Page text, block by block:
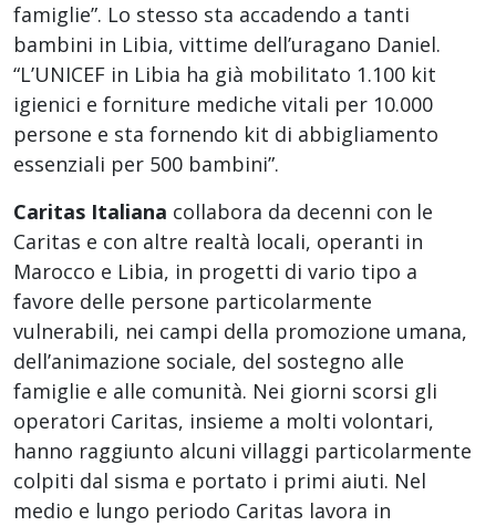
famiglie”. Lo stesso sta accadendo a tanti
bambini in Libia, vittime dell’uragano Daniel.
“L’UNICEF in Libia ha già mobilitato 1.100 kit
igienici e forniture mediche vitali per 10.000
persone e sta fornendo kit di abbigliamento
essenziali per 500 bambini”.
Caritas Italiana collabora da decenni con le
Caritas e con altre realtà locali, operanti in
Marocco e Libia, in progetti di vario tipo a
favore delle persone particolarmente
vulnerabili, nei campi della promozione umana,
dell’animazione sociale, del sostegno alle
famiglie e alle comunità. Nei giorni scorsi gli
operatori Caritas, insieme a molti volontari,
hanno raggiunto alcuni villaggi particolarmente
colpiti dal sisma e portato i primi aiuti. Nel
medio e lungo periodo Caritas lavora in